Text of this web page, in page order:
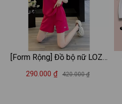
[Form Rộng] Đồ bộ nữ LOZA
I'm a Sucker chất liệu cotton
290.000 ₫ 420.000 ₫